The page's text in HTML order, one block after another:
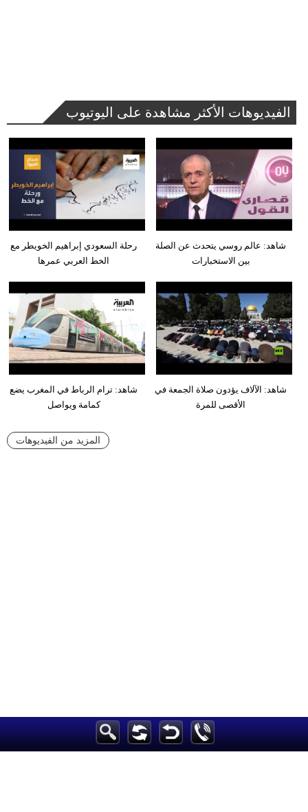
الفيديوهات الأكثر مشاهدة على اليوتيوب
رحلة السعودي إبراهيم الخويطر مع
الخط العربي عمرها
شاهد: عالم روسي يتحدث عن الصلة
بين الاستخبارات
شاهد: ترام الرباط في المغرب يضع
كمامة ويواصل
شاهد: الآلاف يؤدون صلاة الجمعة في
الأقصى للمرة
المزيد من الفيديوهات